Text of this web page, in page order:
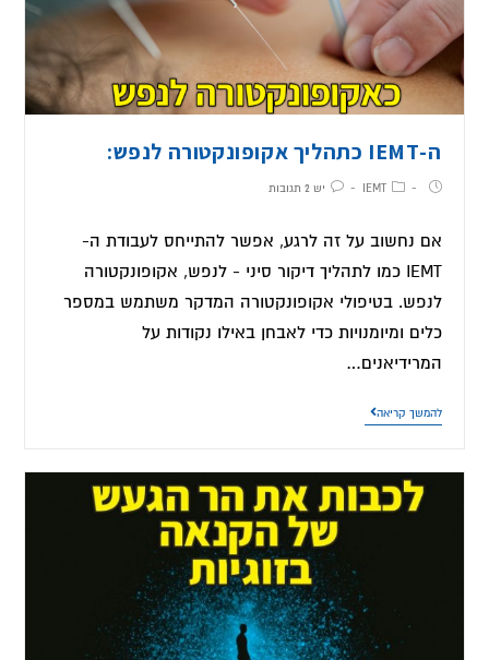
ה-IEMT כתהליך אקופונקטורה לנפש:
IEMT יש 2 תגובות
אם נחשוב על זה לרגע, אפשר להתייחס לעבודת ה-
IEMT כמו לתהליך דיקור סיני - לנפש, אקופונקטורה
לנפש. בטיפולי אקופונקטורה המדקר משתמש במספר
כלים ומיומנויות כדי לאבחן באילו נקודות על
המרידיאנים…
להמשך קריאה